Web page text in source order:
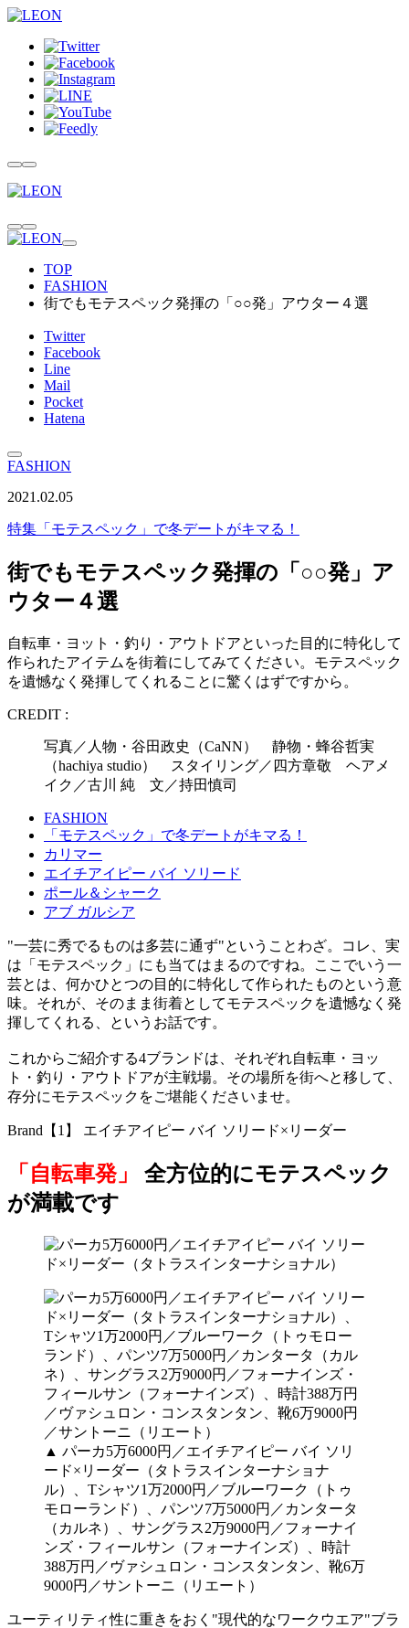
TOP
FASHION
街でもモテスペック発揮の「○○発」アウター４選
Twitter
Facebook
Line
Mail
Pocket
Hatena
FASHION
2021.02.05
特集 「モテスペック」で冬デートがキマる！
街でもモテスペック発揮の「○○発」ア
ウター４選
自転車・ヨット・釣り・アウトドアといった目的に特化して
作られたアイテムを街着にしてみてください。モテスペック
を遺憾なく発揮してくれることに驚くはずですから。
CREDIT :
写真／人物・谷田政史（CaNN） 静物・蜂谷哲実
（hachiya studio） スタイリング／四方章敬 ヘアメ
イク／古川 純 文／持田慎司
FASHION
「モテスペック」で冬デートがキマる！
カリマー
エイチアイピー バイ ソリード
ポール＆シャーク
アブ ガルシア
"一芸に秀でるものは多芸に通ず"ということわざ。コレ、実
は「モテスペック」にも当てはまるのですね。ここでいう一
芸とは、何かひとつの目的に特化して作られたものという意
味。それが、そのまま街着としてモテスペックを遺憾なく発
揮してくれる、というお話です。
これからご紹介する4ブランドは、それぞれ自転車・ヨッ
ト・釣り・アウトドアが主戦場。その場所を街へと移して、
存分にモテスペックをご堪能くださいませ。
Brand【1】 エイチアイピー バイ ソリード×リーダー
「自転車発」 全方位的にモテスペック
が満載です
▲ パーカ5万6000円／エイチアイピー バイ ソリ
ード×リーダー（タトラスインターナショナ
ル）、Tシャツ1万2000円／ブルーワーク（トゥ
モローランド）、パンツ7万5000円／カンタータ
（カルネ）、サングラス2万9000円／フォーナイ
ンズ・フィールサン（フォーナインズ）、時計
388万円／ヴァシュロン・コンスタンタン、靴6万
9000円／サントーニ（リエート）
ユーティリティ性に重きをおく"現代的なワークウエア"ブラ